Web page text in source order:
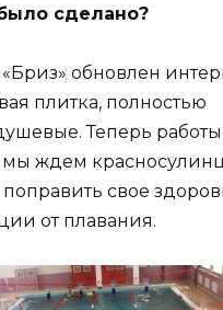
сделано?
обновлен
плитка, полностью
Теперь работы
ждем
поправить свое
от плавания.